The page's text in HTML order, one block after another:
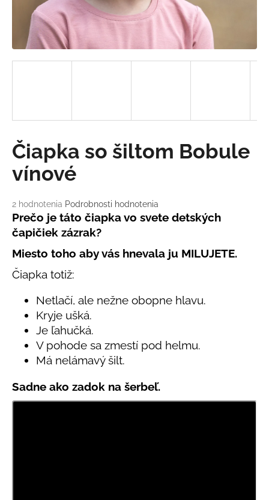
Priemerné
hodnotenie
produktu
je
5,0
z
5
hviezdičiek.
2 hodnotenia Podrobnosti hodnotenia
Čiapka so šiltom Bobule
vínové
Prečo je táto čiapka vo svete detských
čapičiek zázrak?
Miesto toho aby vás hnevala ju MILUJETE.
Čiapka totiž:
Netlačí, ale nežne obopne hlavu.
Kryje ušká.
Je ľahučká.
V pohode sa zmestí pod helmu.
Má nelámavý šilt.
Sadne ako zadok na šerbeľ.
s
ť
d
p
o
ú
č
BAMBUSOVÉ
TRIKO
NÁMORNÍCKE
MODRÉ
€18